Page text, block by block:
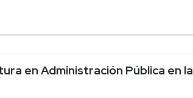
en Administración Pública en la